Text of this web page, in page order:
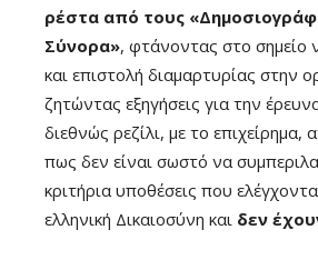
ρέστα από τους
Σύνορα», φτάνοντας στο σημείο
και επιστολή διαμαρτυρίας στην
ζητώντας εξηγήσεις για την
διεθνώς ρεζίλι, με το επιχείρημα,
πως δεν είναι σωστό να
κριτήρια υποθέσεις που
ελληνική Δικαιοσύνη και δεν